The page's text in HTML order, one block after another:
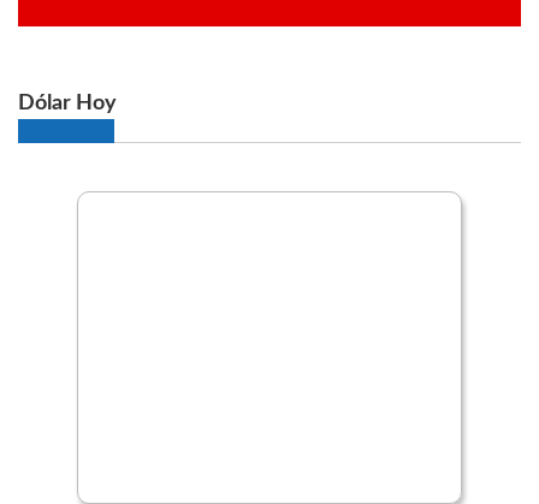
Dólar Hoy